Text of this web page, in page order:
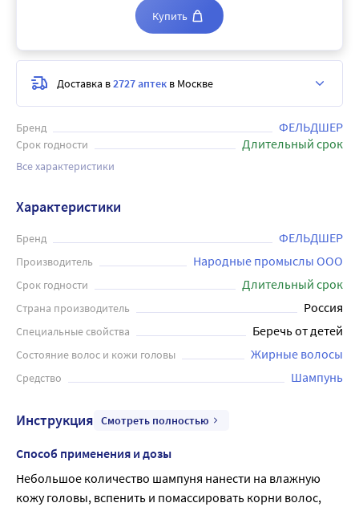
Бренд ФЕЛЬДШЕР
Срок годности Длительный срок
Все характеристики
Купить
Доставка в2727 аптек в Москве
Характеристики
Бренд ФЕЛЬДШЕР
Производитель Народные промыслы ООО
Срок годности Длительный срок
Страна производитель Россия
Специальные свойства Беречь от детей
Состояние волос и кожи головы Жирные волосы
Средство Шампунь
Инструкция Смотреть полностью
Способ применения и дозы
Небольшое количество шампуня нанести на влажную
кожу головы, вспенить и помассировать корни волос,